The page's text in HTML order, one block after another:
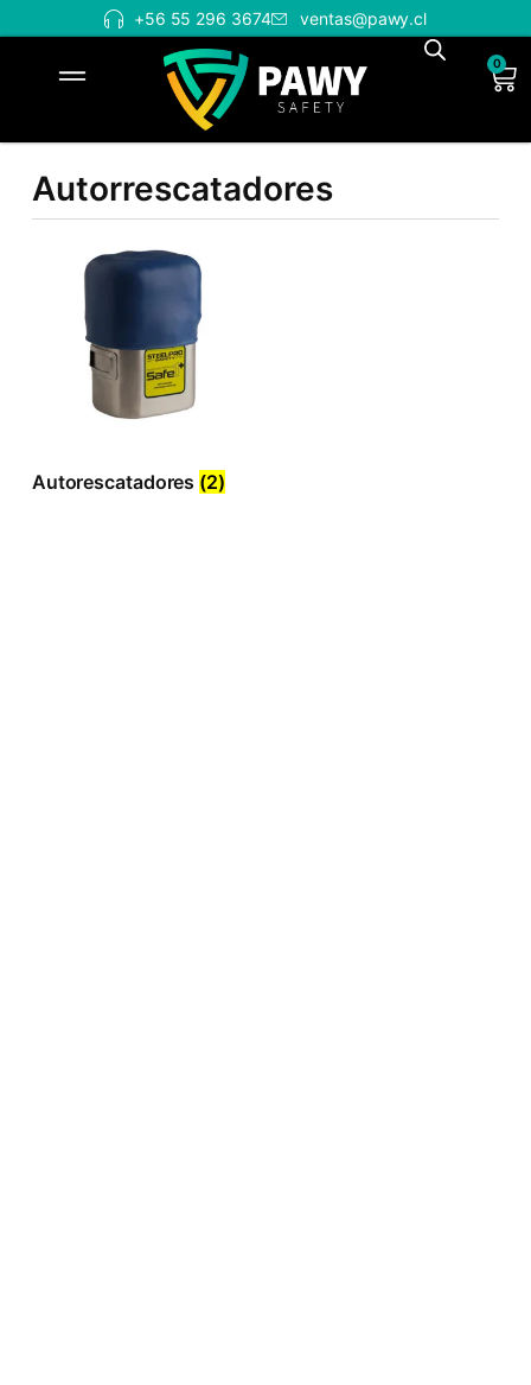
+56 55 296 3674 ventas@pawy.cl
0
Autorrescatadores
Autorescatadores (2)